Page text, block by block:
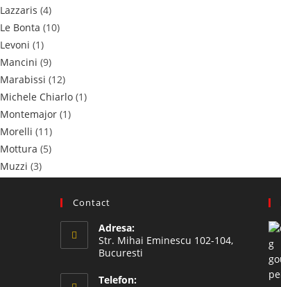
Contact
Adresa:
Str. Mihai Eminescu 102-104,
Bucuresti
Telefon:
Lazzaris (4)
Le Bonta (10)
Levoni (1)
Mancini (9)
Marabissi (12)
Michele Chiarlo (1)
Montemajor (1)
Morelli (11)
Mottura (5)
Muzzi (3)
Poggio Dell'Aquila (2)
Rocca delle Macie (1)